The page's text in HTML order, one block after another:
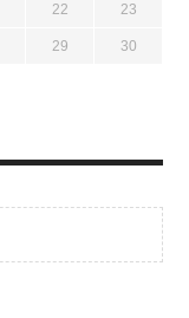
22 23
29 30